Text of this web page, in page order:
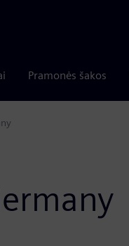
Pramonės šakos